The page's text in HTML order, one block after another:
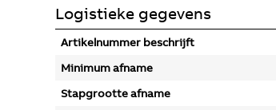
Logistieke gegevens
Artikelnummer beschrijft
Minimum afname
Stapgrootte afname